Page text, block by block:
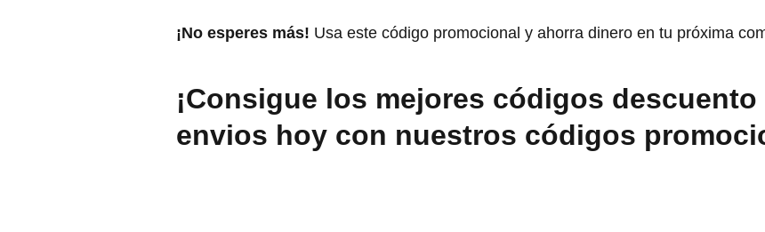
¡No esperes más! Usa este código promocional y ahorra dinero en tu próxima
¡Consigue los mejores códigos
envios hoy con nuestros códigos